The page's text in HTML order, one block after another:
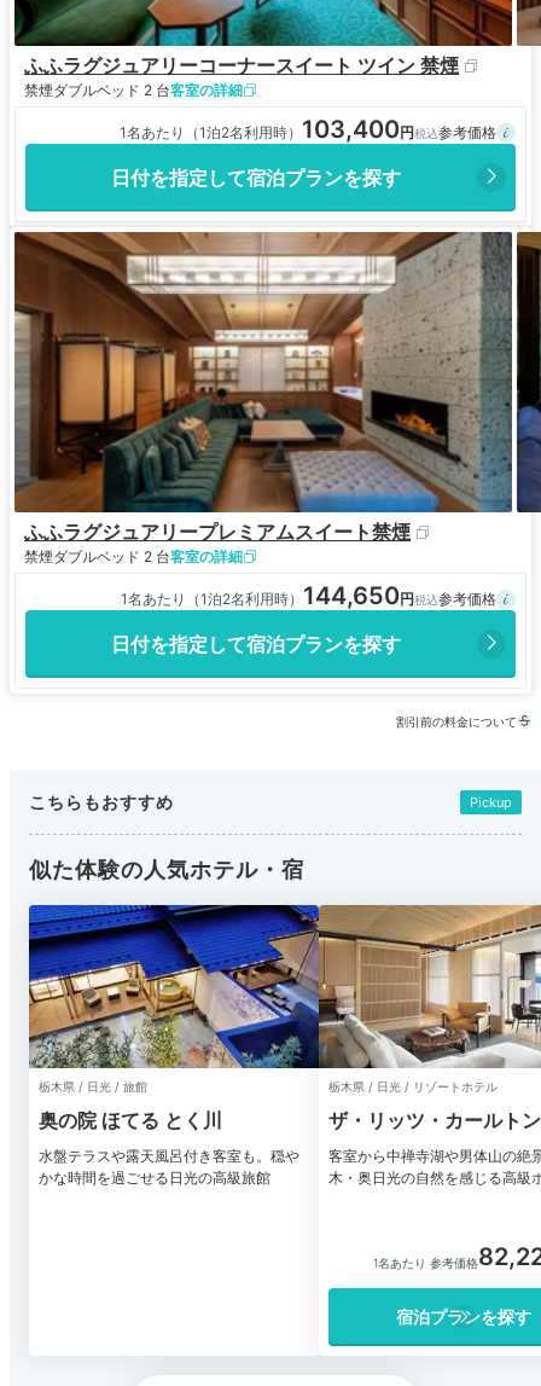
ふふラグジュアリーコーナースイート ツイン 禁煙
禁煙ダブルベッド 2 台客室の詳細
1名あたり（1泊2名利用時） 103,400
日付を指定して宿泊プランを探す
ふふラグジュアリープレミアムスイート禁煙
禁煙ダブルベッド 2 台客室の詳細
1名あたり（1泊2名利用時） 144,650
日付を指定して宿泊プランを探す
割引前の料金について
こちらもおすすめ Pickup
似た体験の人気ホテル・宿
栃木県 / 日光 / 旅館
奥の院 ほてる とく川
水盤テラスや露天風呂付き客室も。穏や
かな時間を過ごせる日光の高級旅館
栃木県 / 日光 / リゾートホテル
ザ・リッツ・カールト
客室から中禅寺湖や男体山の
木・奥日光の自然を感じる高級
1名あたり 参考価格
宿泊プランを探す